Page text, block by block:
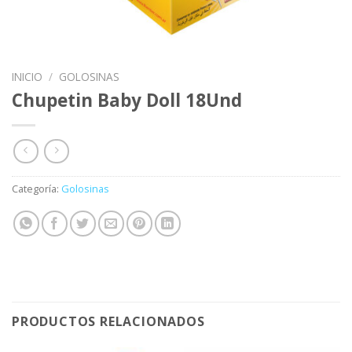
INICIO / GOLOSINAS
Chupetin Baby Doll 18Und
Categoría: Golosinas
PRODUCTOS RELACIONADOS